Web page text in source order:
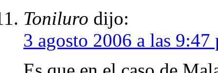
Toniluro dijo:
3 agosto 2006 a las 9:47